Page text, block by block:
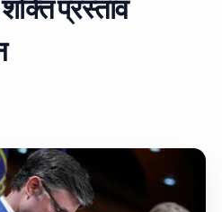
शक्ति प्रस्ताव